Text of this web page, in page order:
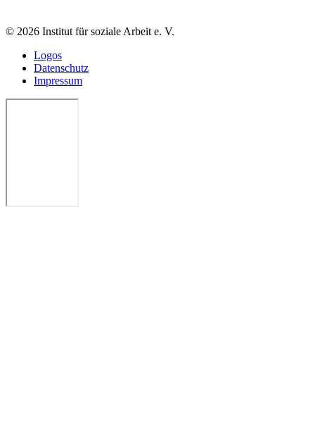
© 2026 Institut für soziale Arbeit e. V.
Logos
Datenschutz
Impressum